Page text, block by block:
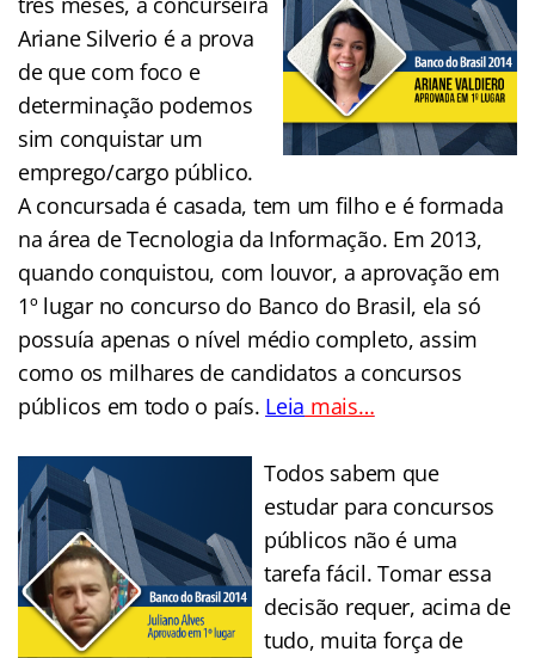
Ariane Silverio é a prova
de que com foco e
determinação podemos
sim conquistar um
emprego/cargo público.
A concursada é casada, tem um filho e é formada
na área de Tecnologia da Informação. Em 2013,
quando conquistou, com louvor, a aprovação em
1º lugar no concurso do Banco do Brasil, ela só
possuía apenas o nível médio completo, assim
como os milhares de candidatos a concursos
públicos em todo o país. Leia mais…
Todos sabem que
estudar para concursos
públicos não é uma
tarefa fácil. Tomar essa
decisão requer, acima de
tudo, muita força de